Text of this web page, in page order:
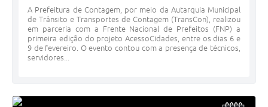
A Prefeitura de Contagem, por meio da Autarquia Municipal
de Trânsito e Transportes de Contagem (TransCon), realizou
em parceria com a Frente Nacional de Prefeitos (FNP) a
primeira edição do projeto AcessoCidades, entre os dias 6 e
9 de fevereiro. O evento contou com a presença de técnicos,
servidores...